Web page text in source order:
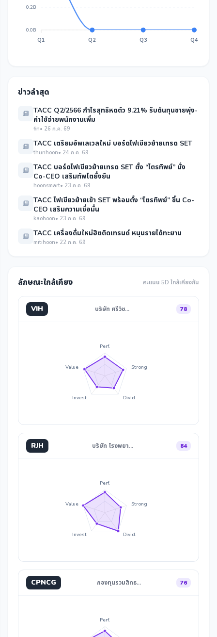
0.2B
0.0B
Q1 Q2 Q3 Q4
ข่าวล่าสุด
TACC Q2/2566 กำไรสุทธิหดตัว 9.21% รับต้นทุนขายพุ่ง-
ค่าใช้จ่ายพนักงานเพิ่ม
fin• 26 ก.ค. 69
TACC เตรียมอัพเลเวลใหม่ บอร์ดไฟเขียวย้ายเทรด SET
thunhoon• 24 ก.ค. 69
TACC บอร์ดไฟเขียวย้ายเทรด SET ตั้ง “ไตรทิพย์” นั่ง
Co-CEO เสริมทัพโตยั่งยืน
hoonsmart• 23 ก.ค. 69
TACC ไฟเขียวย้ายเข้า SET พร้อมตั้ง “ไตรทิพย์” ขึ้น Co-
CEO เสริมความเชื่อมั่น
kaohoon• 23 ก.ค. 69
TACC เครื่องดื่มใหม่ฮิตติดเทรนด์ หนุนรายได้ทะยาน
mitihoon• 22 ก.ค. 69
ลักษณะใกล้เคียง คะแนน 5D ใกล้เคียงกัน
VIH บริษัท ศรีวิช… 78
Perf.
Strong
Divid.
Invest
Value
RJH บริษัท โรงพยา… 84
Perf.
Strong
Divid.
Invest
Value
CPNCG กองทุนรวมสิทธ… 76
Perf.